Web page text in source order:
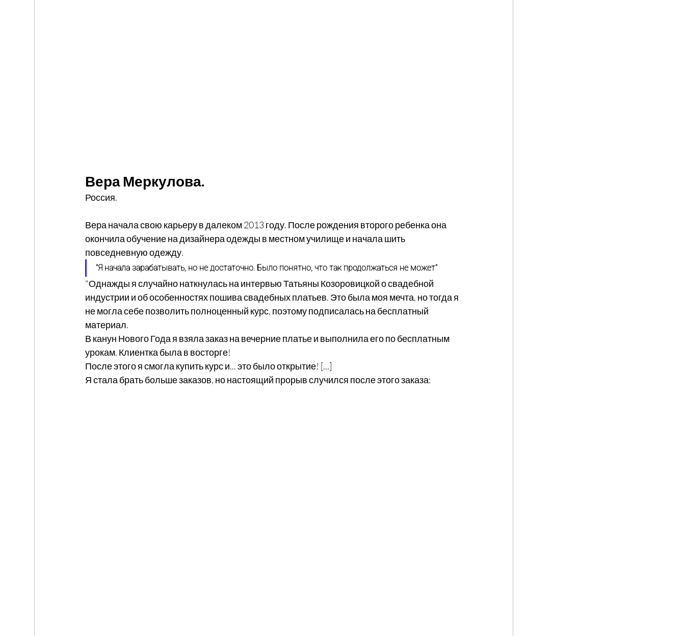
Вера Меркулова.
Россия.
Вера начала свою карьеру в далеком 2013 году. После рождения второго ребенка она
окончила обучение на дизайнера одежды в местном училище и начала шить
повседневную одежду.
"Я начала зарабатывать, но не достаточно. Было понятно, что так продолжаться не может"
"Однажды я случайно наткнулась на интервью Татьяны Козоровицкой о свадебной
индустрии и об особенностях пошива свадебных платьев. Это была моя мечта, но тогда я
не могла себе позволить полноценный курс, поэтому подписалась на бесплатный
материал.
В канун Нового Года я взяла заказ на вечерние платье и выполнила его по бесплатным
урокам. Клиентка была в восторге!
После этого я смогла купить курс и... это было открытие! [...]
Я стала брать больше заказов, но настоящий прорыв случился после этого заказа: